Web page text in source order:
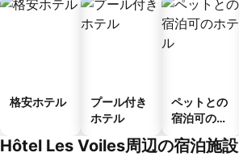
格安ホテル
プール付き
ホテル
ペットとの
宿泊可のホ
テル
Hôtel Les Voiles周辺の宿泊施設